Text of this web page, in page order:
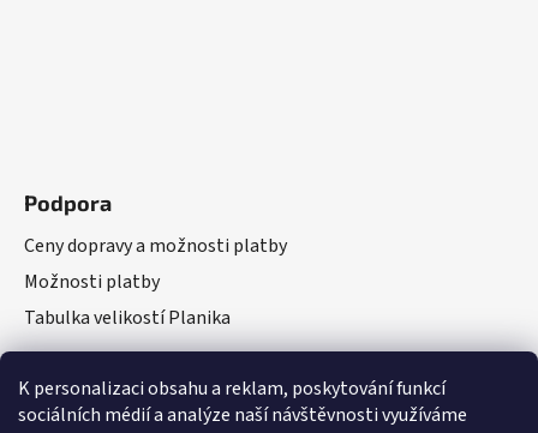
K personalizaci obsahu a reklam, poskytování funkcí
sociálních médií a analýze naší návštěvnosti využíváme
Podpora
Ceny dopravy a možnosti platby
Možnosti platby
Tabulka velikostí Planika